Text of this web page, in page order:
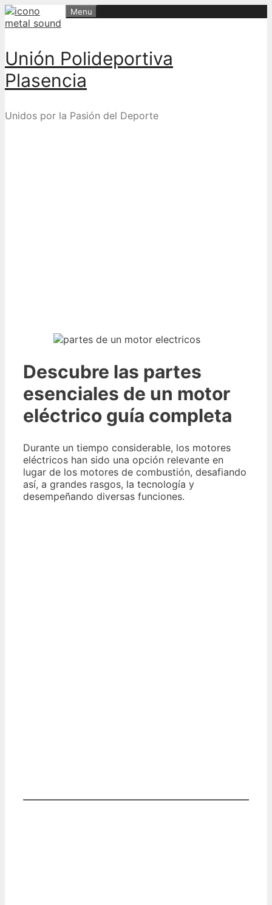
Skip
to
Unión Polideportiva
Plasencia
Unidos por la Pasión del Deporte
Menu
Descubre las partes
esenciales de un motor
eléctrico guía completa
Durante un tiempo considerable, los motores
eléctricos han sido una opción relevante en
lugar de los motores de combustión, desafiando
así, a grandes rasgos, la tecnología y
desempeñando diversas funciones.